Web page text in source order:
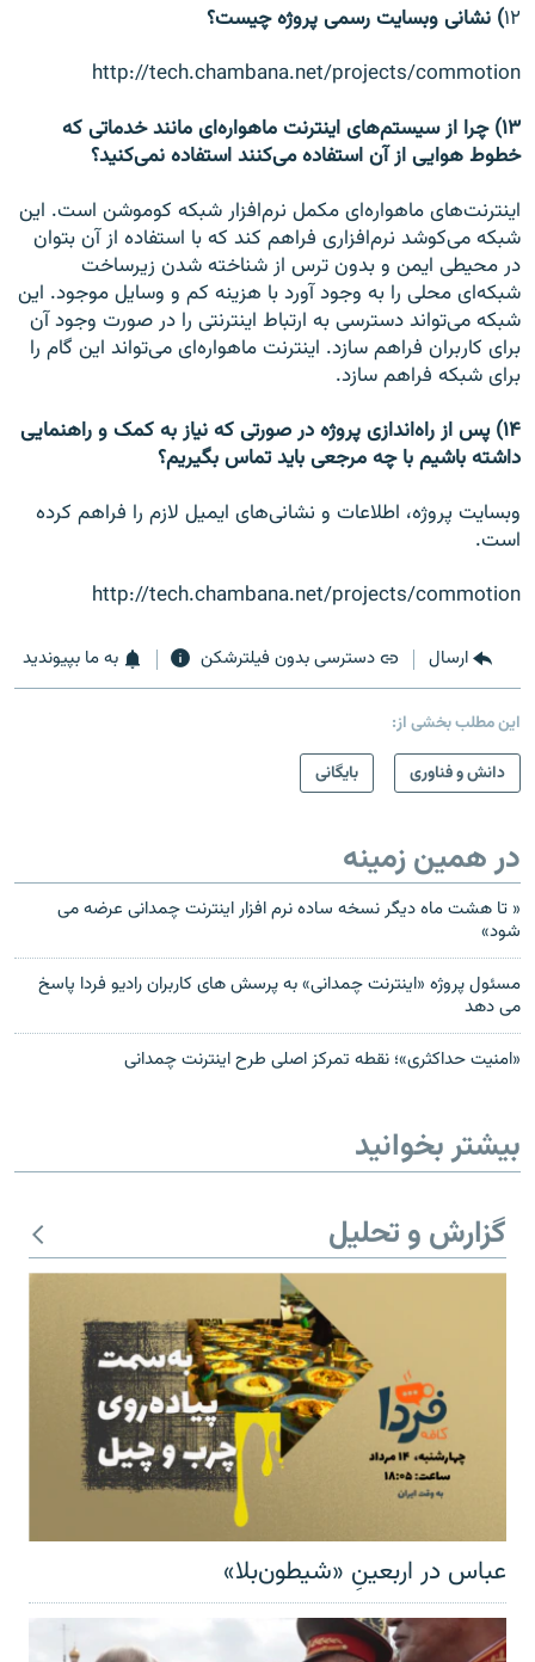
۱۲) نشانی وبسایت رسمی پروژه چیست؟
http://tech.chambana.net/projects/commotion
۱۳) چرا از سیستم‌های اینترنت ماهواره‌ای مانند خدماتی که
خطوط هوایی از آن استفاده می‌کنند استفاده نمی‌کنید؟
اینترنت‌های ماهواره‌ای مکمل نرم‌افزار شبکه کوموشن است. این
شبکه می‌کوشد نرم‌افزاری فراهم کند که با استفاده از آن بتوان
در محیطی ایمن و بدون ترس از شناخته شدن زیرساخت
شبکه‌ای محلی را به وجود آورد با هزینه کم و وسایل موجود. این
شبکه می‌تواند دسترسی به ارتباط اینترنتی را در صورت وجود آن
برای کاربران فراهم سازد. اینترنت ماهواره‌ای می‌تواند این گام را
برای شبکه فراهم سازد.
۱۴) پس از راه‌اندازی پروژه در صورتی که نیاز به کمک و راهنمایی
داشته باشیم با چه مرجعی باید تماس بگیریم؟
وبسایت پروژه، اطلاعات و نشانی‌های ایمیل لازم را فراهم کرده
است.
http://tech.chambana.net/projects/commotion
ارسال دسترسی بدون فیلترشکن به ما بپیوندید
این مطلب بخشی از:
دانش و فناوری
بایگانی
در همین زمینه
« تا هشت ماه دیگر نسخه ساده نرم افزار اینترنت چمدانی عرضه می
شود»
مسئول پروژه «اينترنت چمدانی» به پرسش های کاربران راديو فردا پاسخ
می دهد
«امنیت حداکثری»؛ نقطه تمرکز اصلی طرح اینترنت چمدانی
بیشتر بخوانید
گزارش و تحلیل
عباس در اربعینِ «شیطون‌بلا»